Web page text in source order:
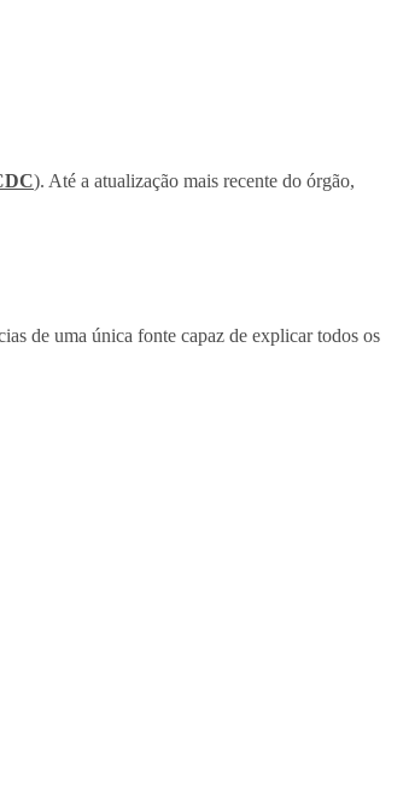
). Até a atualização mais recente do órgão,
de uma única fonte capaz de explicar todos os